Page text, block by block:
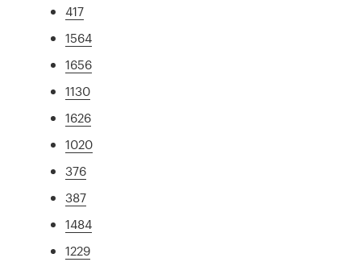
417
1564
1656
1130
1626
1020
376
387
1484
1229